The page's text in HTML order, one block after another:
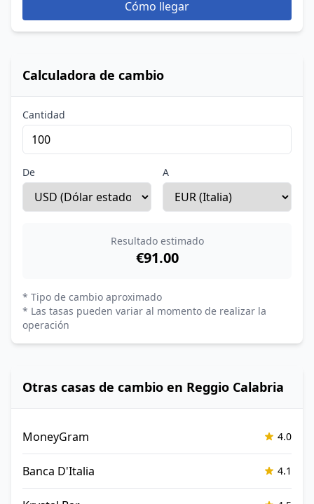
Cómo llegar
Calculadora de cambio
Cantidad
De A
Resultado estimado
€91.00
* Tipo de cambio aproximado
* Las tasas pueden variar al momento de realizar la
operación
Otras casas de cambio en Reggio Calabria
MoneyGram 4.0
Banca D'Italia 4.1